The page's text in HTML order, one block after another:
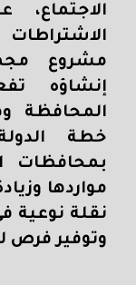
الاجتماع،
الاشتراطات
مشروع
إنشاؤه
المحافظة
خطة
بمحافظات
مواردها
نقلة نوعية
وتوفير فرص